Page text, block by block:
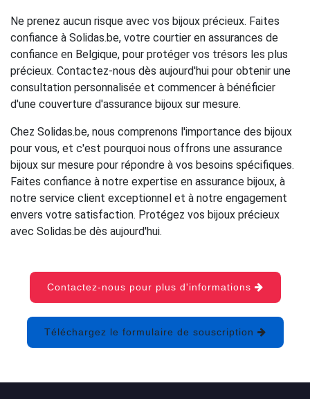
Ne prenez aucun risque avec vos bijoux précieux. Faites
confiance à Solidas.be, votre courtier en assurances de
confiance en Belgique, pour protéger vos trésors les plus
précieux. Contactez-nous dès aujourd'hui pour obtenir une
consultation personnalisée et commencer à bénéficier
d'une couverture d'assurance bijoux sur mesure.
Chez Solidas.be, nous comprenons l'importance des bijoux
pour vous, et c'est pourquoi nous offrons une assurance
bijoux sur mesure pour répondre à vos besoins spécifiques.
Faites confiance à notre expertise en assurance bijoux, à
notre service client exceptionnel et à notre engagement
envers votre satisfaction. Protégez vos bijoux précieux
avec Solidas.be dès aujourd'hui.
Contactez-nous pour plus d'informations
Téléchargez le formulaire de souscription